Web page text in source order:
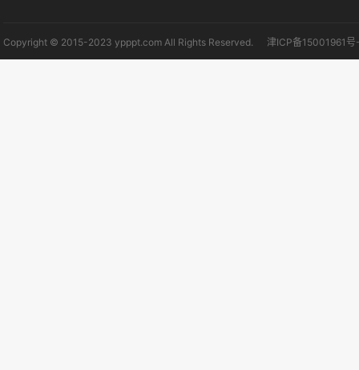
Copyright © 2015-2023 ypppt.com All Rights Reserved. 津ICP备15001961号